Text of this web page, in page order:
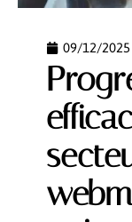
09/12/2025